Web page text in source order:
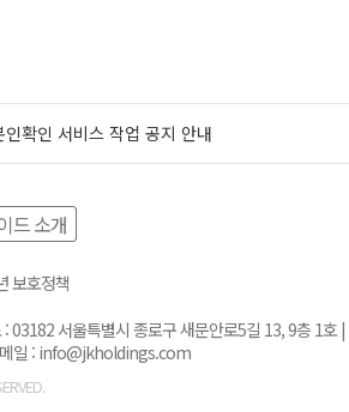
확인 서비스 작업 공지 안내
드 소개
보호정책
03182 서울특별시 종로구 새문안로5길 13, 9층 1호
일 : info@jkholdings.com